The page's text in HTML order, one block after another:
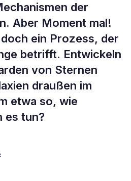
der
Aber Moment mal!
ein Prozess, der
betrifft. Entwickeln
von Sternen
draußen im
etwa so, wie
es tun?